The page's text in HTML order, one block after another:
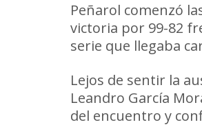
Peñarol comenzó
victoria por 99-82
serie que llegaba
Lejos de sentir la
Leandro García
del encuentro y